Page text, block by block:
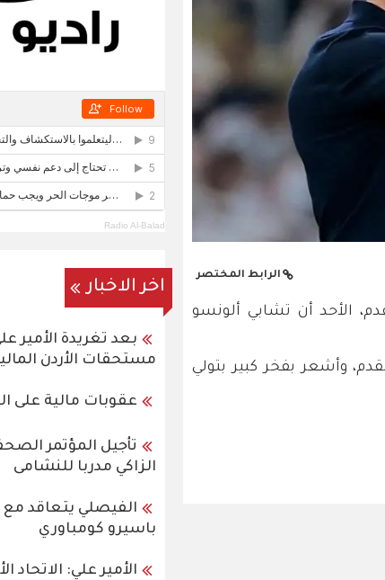
الرابط المختصر
الأحد أن تشابي ألونسو
وأشعر بفخر كبير بتولي
Radio Al-Balad
اخر الاخبار
بعد تغريدة الأمير
مستحقات الأردن
عقوبات مالية على
تأجيل المؤتمر
الزاكي مدربا للنشامى
الفيصلي يتعاقد مع
باسيرو كومباوري
الأمير علي: